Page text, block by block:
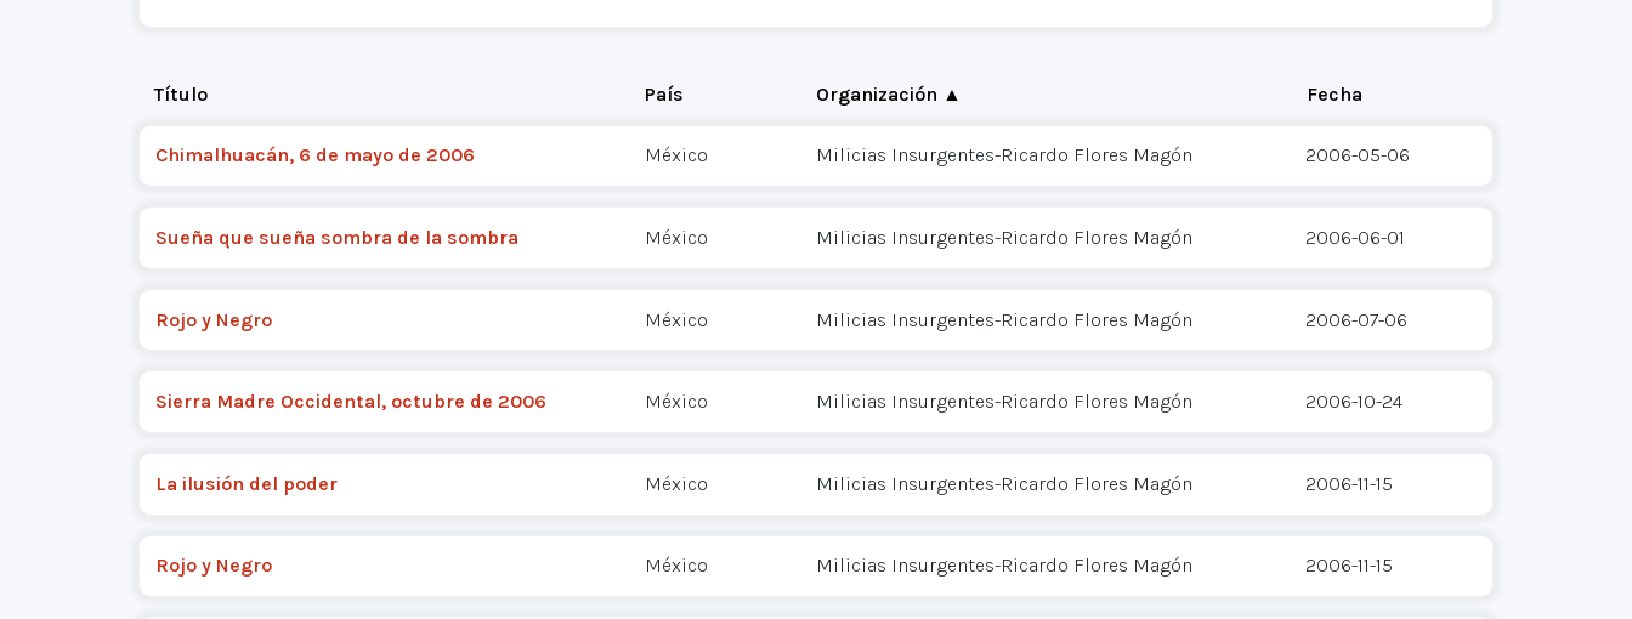
Título País Organización ▲ Fecha
Chimalhuacán, 6 de mayo de 2006 México Milicias Insurgentes-Ricardo Flores Magón 2006-05-06
Sueña que sueña sombra de la sombra México Milicias Insurgentes-Ricardo Flores Magón 2006-06-01
Rojo y Negro México Milicias Insurgentes-Ricardo Flores Magón 2006-07-06
Sierra Madre Occidental, octubre de 2006 México Milicias Insurgentes-Ricardo Flores Magón 2006-10-24
La ilusión del poder México Milicias Insurgentes-Ricardo Flores Magón 2006-11-15
Rojo y Negro México Milicias Insurgentes-Ricardo Flores Magón 2006-11-15